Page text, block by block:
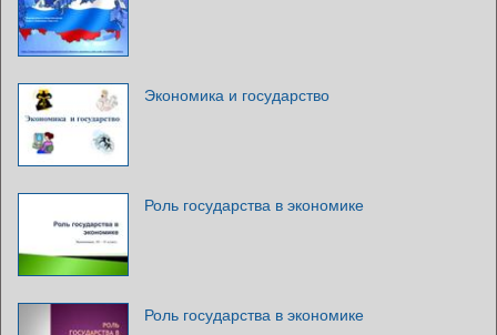
Экономика и государство
Роль государства в экономике
Роль государства в экономике